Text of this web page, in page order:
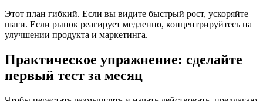
Этот план гибкий. Если вы видите быстрый рост, ускоряйте
шаги. Если рынок реагирует медленно, концентрируйтесь на
улучшении продукта и маркетинга.
Практическое упражнение: сделайте
первый тест за месяц